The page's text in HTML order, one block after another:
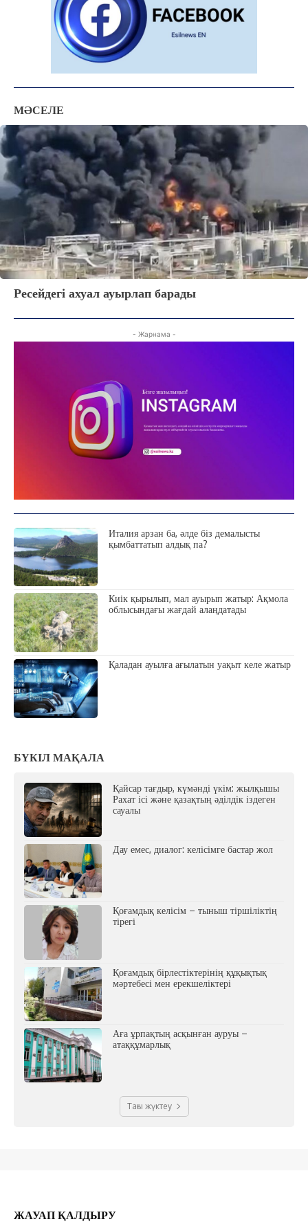
МӘСЕЛЕ
Ресейдегі ахуал ауырлап барады
- Жарнама -
Италия арзан ба, әлде біз демалысты
қымбаттатып алдық па?
Киік қырылып, мал ауырып жатыр: Ақмола
облысындағы жағдай алаңдатады
Қаладан ауылға ағылатын уақыт келе жатыр
БҮКІЛ МАҚАЛА
Қайсар тағдыр, күмәнді үкім: жылқышы
Рахат ісі және қазақтың әділдік іздеген
сауалы
Дау емес, диалог: келісімге бастар жол
Қоғамдық келісім – тыныш тіршіліктің
тірегі
Қоғамдық бірлестіктерінің құқықтық
мәртебесі мен ерекшеліктері
Аға ұрпақтың асқынған ауруы –
атаққұмарлық
Тағы жүктеу
ЖАУАП ҚАЛДЫРУ